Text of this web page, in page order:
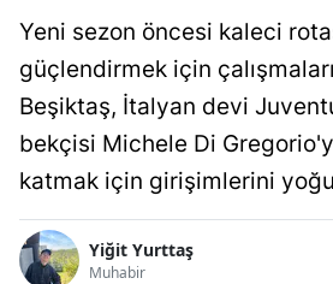
Yeni sezon öncesi kaleci
güçlendirmek için
Beşiktaş, İtalyan devi
bekçisi Michele Di
katmak için girişimlerini
Yiğit Yurttaş
Muhabir